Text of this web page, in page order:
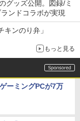
グッズ公開。図録/ミ
ンドコラボが実現
キンのり弁」
もっと見る
ーミングPCが7万